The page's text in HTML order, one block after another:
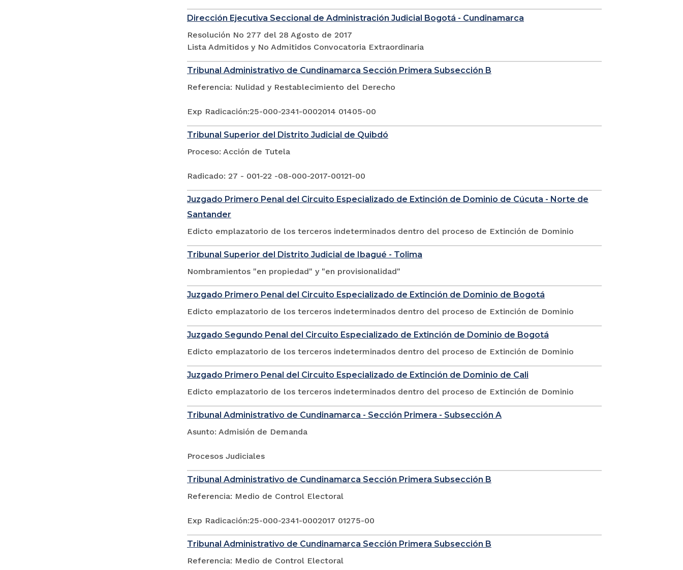
Dirección Ejecutiva Seccional de Administración Judicial Bogotá - Cundinamarca
Resolución No 277 del 28 Agosto de 2017
Lista Admitidos y No Admitidos Convocatoria Extraordinaria
Tribunal Administrativo de Cundinamarca Sección Primera Subsección B
Referencia: Nulidad y Restablecimiento del Derecho
Exp Radicación:25-000-2341-0002014 01405-00
Tribunal Superior del Distrito Judicial de Quibdó
Proceso: Acción de Tutela
Radicado: 27 - 001-22 -08-000-2017-00121-00
Juzgado Primero Penal del Circuito Especializado de Extinción de Dominio de Cúcuta - Norte de
Santander
Edicto emplazatorio de los terceros indeterminados dentro del proceso de Extinción de Dominio
Tribunal Superior del Distrito Judicial de Ibagué - Tolima
Nombramientos "en propiedad" y "en provisionalidad"
Juzgado Primero Penal del Circuito Especializado de Extinción de Dominio de Bogotá
Edicto emplazatorio de los terceros indeterminados dentro del proceso de Extinción de Dominio
Juzgado Segundo Penal del Circuito Especializado de Extinción de Dominio de Bogotá
Edicto emplazatorio de los terceros indeterminados dentro del proceso de Extinción de Dominio
Juzgado Primero Penal del Circuito Especializado de Extinción de Dominio de Cali
Edicto emplazatorio de los terceros indeterminados dentro del proceso de Extinción de Dominio
Tribunal Administrativo de Cundinamarca - Sección Primera - Subsección A
Asunto: Admisión de Demanda
Procesos Judiciales
Tribunal Administrativo de Cundinamarca Sección Primera Subsección B
Referencia: Medio de Control Electoral
Exp Radicación:25-000-2341-0002017 01275-00
Tribunal Administrativo de Cundinamarca Sección Primera Subsección B
Referencia: Medio de Control Electoral